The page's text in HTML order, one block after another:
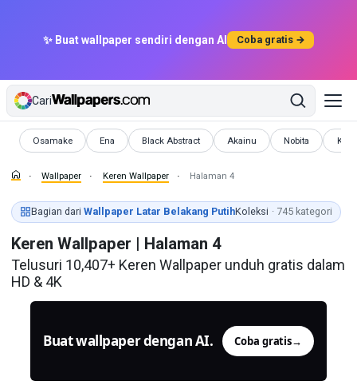
✨ Buat wallpaper sendiri dengan AI Coba gratis →
Cari
Osamake
Wallpaper Ena
Wallpaper Black Abstract
Wallpaper Akainu
Wallpaper Nobita
Wallpaper Kl
Wallpaper Keren Wallpaper Halaman 4
Bagian dari Wallpaper Latar Belakang PutihKoleksi · 745 kategori
Keren Wallpaper | Halaman 4
Telusuri 10,407+ Keren Wallpaper unduh gratis dalam
HD & 4K
Buat wallpaper dengan AI. Coba gratis→